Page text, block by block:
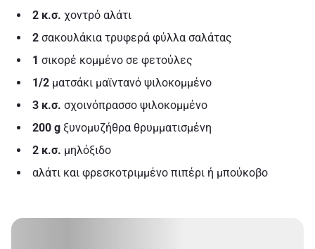
2 κ.σ. χοντρό αλάτι
2 σακουλάκια τρυφερά φύλλα σαλάτας
1 σικορέ κομμένο σε φετούλες
1/2 ματσάκι μαϊντανό ψιλοκομμένο
3 κ.σ. σχοινόπρασσο ψιλοκομμένο
200 g ξυνομυζήθρα θρυμματισμένη
2 κ.σ. μηλόξιδο
αλάτι και φρεσκοτριμμένο πιπέρι ή μπούκοβο